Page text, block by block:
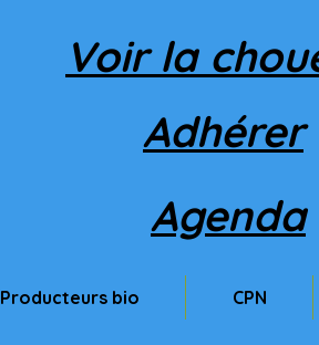
Voir la
Adhérer
Agenda
Producteurs bio CPN